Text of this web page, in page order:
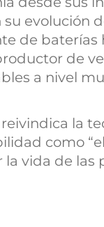
su evolución
de baterías
de
a nivel
la
como
vida de las